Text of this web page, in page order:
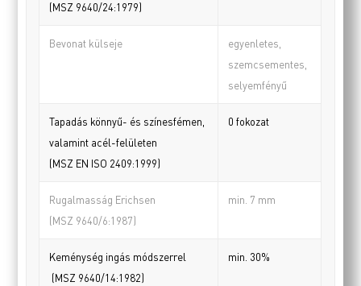
(MSZ 9640/24:1979)
Bevonat külseje
egyenletes,
szemcsementes,
selyemfényű
Tapadás könnyű- és színesfémen,
valamint acél-felületen
(MSZ EN ISO 2409:1999)
0 fokozat
Rugalmasság Erichsen
(MSZ 9640/6:1987)
min. 7 mm
Keménység ingás módszerrel
(MSZ 9640/14:1982)
min. 30%